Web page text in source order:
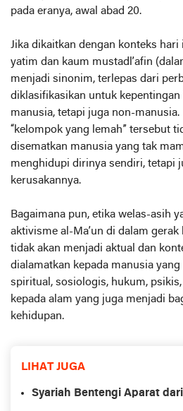
pada eranya, awal abad 20.
Jika dikaitkan dengan konteks
yatim dan kaum mustadl’afin
menjadi sinonim, terlepas dari
diklasifikasikan untuk
manusia, tetapi juga non-manusia.
“kelompok yang lemah” tersebut
disematkan manusia yang tak
menghidupi dirinya sendiri, tetapi
kerusakannya.
Bagaimana pun, etika welas-asih
aktivisme al-Ma’un di dalam
tidak akan menjadi aktual dan
dialamatkan kepada manusia
spiritual, sosiologis, hukum,
kepada alam yang juga menjadi
kehidupan.
LIHAT JUGA
Syariah Bentengi Aparat